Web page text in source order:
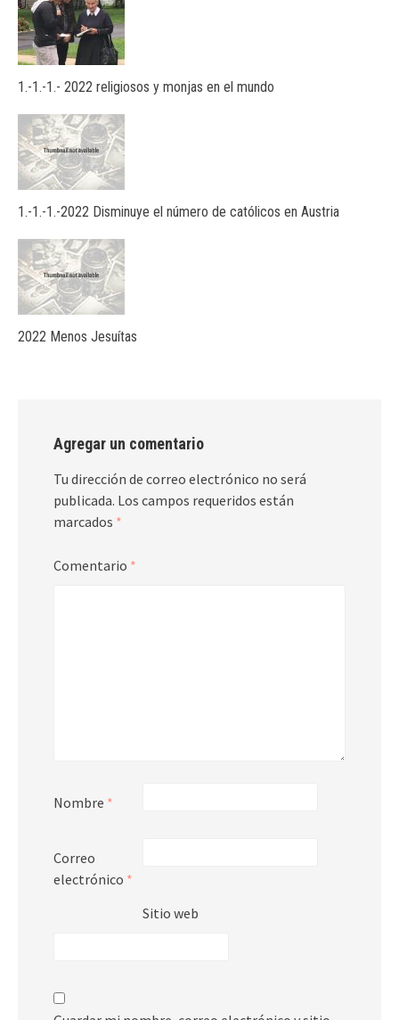
1.-1.-1.- 2022 religiosos y monjas en el mundo
1.-1.-1.-2022 Disminuye el número de católicos en Austria
2022 Menos Jesuítas
Agregar un comentario
Tu dirección de correo electrónico no será
publicada. Los campos requeridos están
marcados *
Comentario *
Nombre *
Correo
electrónico *
Sitio web